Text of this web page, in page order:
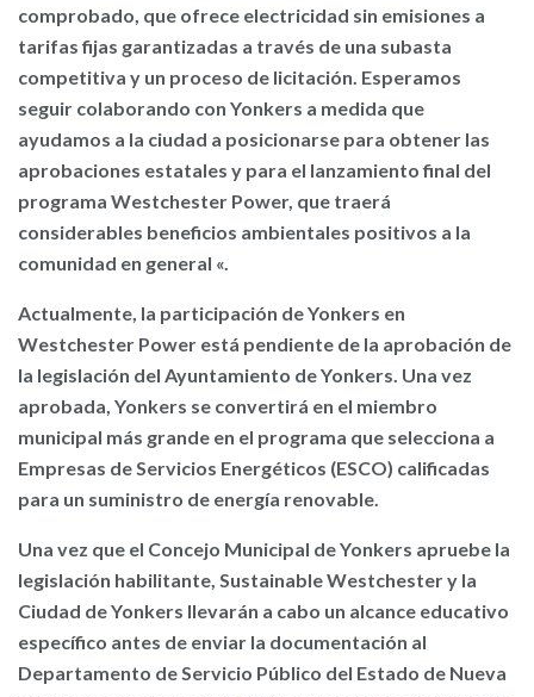
comprobado, que ofrece electricidad sin emisiones a
tarifas fijas garantizadas a través de una subasta
competitiva y un proceso de licitación. Esperamos
seguir colaborando con Yonkers a medida que
ayudamos a la ciudad a posicionarse para obtener las
aprobaciones estatales y para el lanzamiento final del
programa Westchester Power, que traerá
considerables beneficios ambientales positivos a la
comunidad en general «.
Actualmente, la participación de Yonkers en
Westchester Power está pendiente de la aprobación de
la legislación del Ayuntamiento de Yonkers. Una vez
aprobada, Yonkers se convertirá en el miembro
municipal más grande en el programa que selecciona a
Empresas de Servicios Energéticos (ESCO) calificadas
para un suministro de energía renovable.
Una vez que el Concejo Municipal de Yonkers apruebe la
legislación habilitante, Sustainable Westchester y la
Ciudad de Yonkers llevarán a cabo un alcance educativo
específico antes de enviar la documentación al
Departamento de Servicio Público del Estado de Nueva